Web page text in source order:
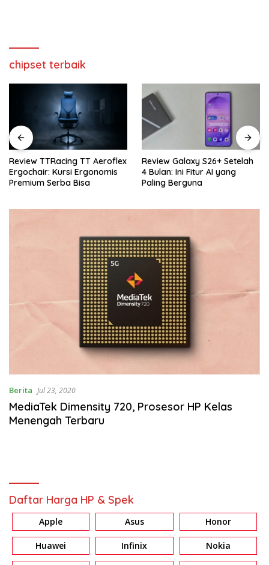
chipset terbaik
Review Galaxy S26+ Setelah
4 Bulan: Ini Fitur AI yang
Paling Berguna
Review Sennheiser
Rekomendasi Mic
Terbaik Buat Kamera
Berita Jul 23, 2020
MediaTek Dimensity 720, Prosesor HP Kelas
Menengah Terbaru
Daftar Harga HP & Spek
Apple Asus Honor
Huawei Infinix Nokia